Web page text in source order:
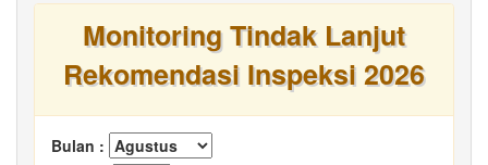
Monitoring Tindak Lanjut
Rekomendasi Inspeksi 2026
Bulan :